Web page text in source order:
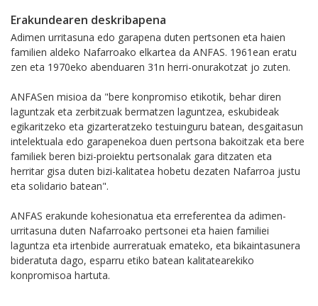
Erakundearen deskribapena
Adimen urritasuna edo garapena duten pertsonen eta haien
familien aldeko Nafarroako elkartea da ANFAS. 1961ean eratu
zen eta 1970eko abenduaren 31n herri-onurakotzat jo zuten.
ANFASen misioa da "bere konpromiso etikotik, behar diren
laguntzak eta zerbitzuak bermatzen laguntzea, eskubideak
egikaritzeko eta gizarteratzeko testuinguru batean, desgaitasun
intelektuala edo garapenekoa duen pertsona bakoitzak eta bere
familiek beren bizi-proiektu pertsonalak gara ditzaten eta
herritar gisa duten bizi-kalitatea hobetu dezaten Nafarroa justu
eta solidario batean".
ANFAS erakunde kohesionatua eta erreferentea da adimen-
urritasuna duten Nafarroako pertsonei eta haien familiei
laguntza eta irtenbide aurreratuak emateko, eta bikaintasunera
bideratuta dago, esparru etiko batean kalitatearekiko
konpromisoa hartuta.